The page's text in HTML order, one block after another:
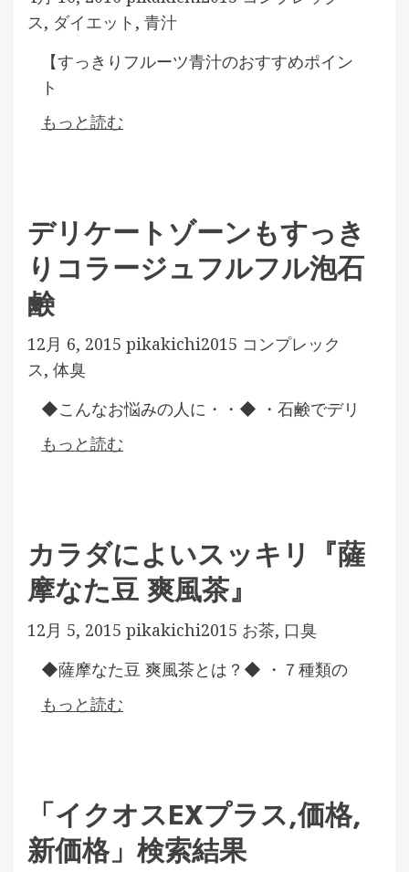
ス, ダイエット , 青汁
【すっきりフルーツ青汁のおすすめポイン
ト
もっと読む
デリケートゾーンもすっき
りコラージュフルフル泡石
鹸
12月 6, 2015 pikakichi2015 コンプレック
ス, 体臭
◆こんなお悩みの人に・・◆ ・石鹸でデリ
もっと読む
カラダによいスッキリ『薩
摩なた豆 爽風茶』
12月 5, 2015 pikakichi2015 お茶, 口臭
◆薩摩なた豆 爽風茶とは？◆ ・７種類の
もっと読む
「イクオスEXプラス,価格,
新価格」検索結果